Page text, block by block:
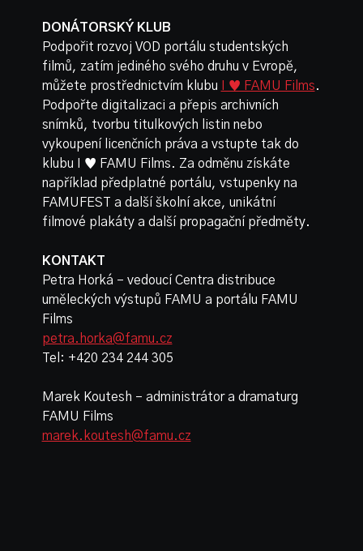
DONÁTORSKÝ KLUB
Podpořit rozvoj VOD portálu studentských
filmů, zatím jediného svého druhu v Evropě,
můžete prostřednictvím klubu
I ♥ FAMU Films.
Podpořte digitalizaci a přepis archivních
snímků, tvorbu titulkových listin nebo
vykoupení licenčních práva a vstupte tak do
klubu I ♥ FAMU Films. Za odměnu získáte
například předplatné portálu, vstupenky na
FAMUFEST a další školní akce, unikátní
filmové plakáty a další propagační předměty.
KONTAKT
Petra Horká – vedoucí Centra distribuce
uměleckých výstupů FAMU a portálu FAMU
Films
petra.horka@famu.cz
Tel: +420 234 244 305
Marek Koutesh – administrátor a dramaturg
FAMU Films
marek.koutesh@famu.cz